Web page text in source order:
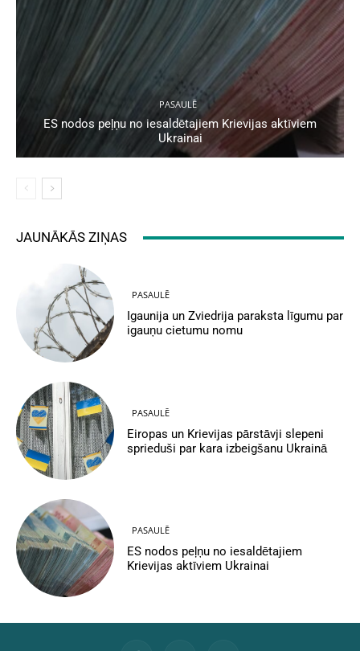
PASAULĒ
ES nodos peļņu no iesaldētajiem Krievijas aktīviem
Ukrainai
JAUNĀKĀS ZIŅAS
PASAULĒ
Igaunija un Zviedrija paraksta līgumu par
igauņu cietumu nomu
PASAULĒ
Eiropas un Krievijas pārstāvji slepeni
sprieduši par kara izbeigšanu Ukrainā
PASAULĒ
ES nodos peļņu no iesaldētajiem
Krievijas aktīviem Ukrainai